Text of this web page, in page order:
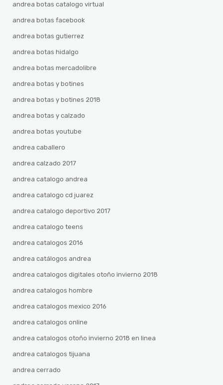
andrea botas catalogo virtual
andrea botas facebook
andrea botas gutierrez
andrea botas hidalgo
andrea botas mercadolibre
andrea botas y botines
andrea botas y botines 2018
andrea botas y calzado
andrea botas youtube
andrea caballero
andrea calzado 2017
andrea catalogo andrea
andrea catalogo cd juarez
andrea catalogo deportivo 2017
andrea catalogo teens
andrea catalogos 2016
andrea catálogos andrea
andrea catalogos digitales otoño invierno 2018
andrea catalogos hombre
andrea catalogos mexico 2016
andrea catalogos online
andrea catalogos otoño invierno 2018 en linea
andrea catalogos tijuana
andrea cerrado